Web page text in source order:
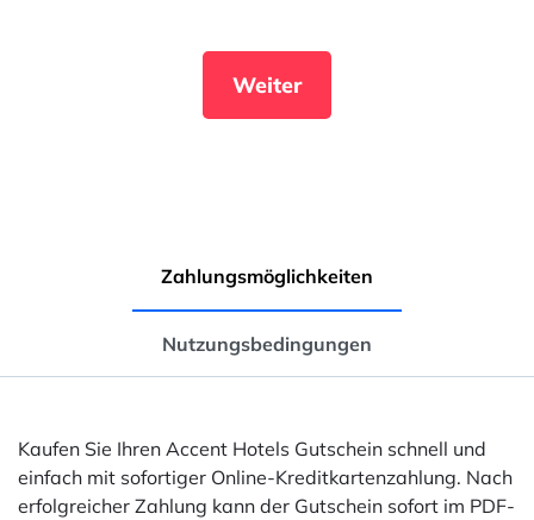
Weiter
Zahlungsmöglichkeiten
Nutzungsbedingungen
Kaufen Sie Ihren Accent Hotels Gutschein schnell und
einfach mit sofortiger Online-Kreditkartenzahlung. Nach
erfolgreicher Zahlung kann der Gutschein sofort im PDF-